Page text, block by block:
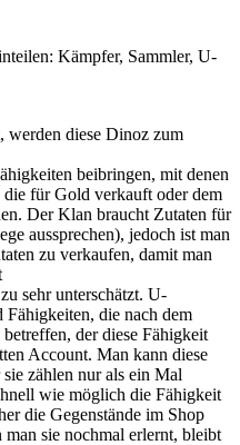
Kämpfer, Sammler, U-
werden diese Dinoz zum
beibringen, mit denen
die für Gold verkauft oder dem
Der Klan braucht Zutaten für
aussprechen), jedoch ist man
zu verkaufen, damit man
sehr unterschätzt. U-
die nach dem
der diese Fähigkeit
Account. Man kann diese
zählen nur als ein Mal
wie möglich die Fähigkeit
die Gegenstände im Shop
sie nochmal erlernt, bleibt